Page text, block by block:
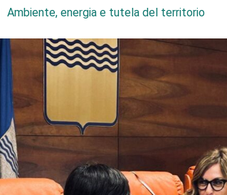
Ambiente, energia e tutela del territorio